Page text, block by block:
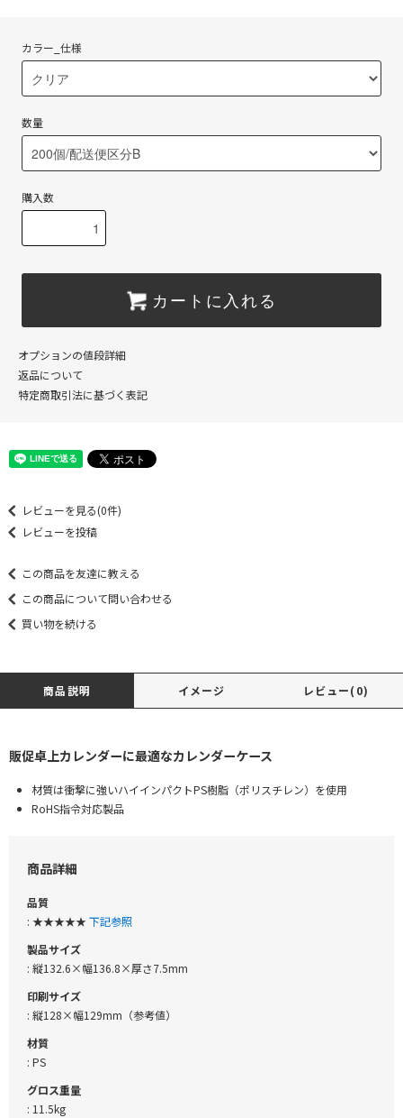
カラー_仕様
数量
購入数
カートに入れる
オプションの値段詳細
返品について
特定商取引法に基づく表記
レビューを見る(0件)
レビューを投稿
この商品を友達に教える
この商品について問い合わせる
買い物を続ける
商品説明 イメージ レビュー(0)
販促卓上カレンダーに最適なカレンダーケース
材質は衝撃に強いハイインパクトPS樹脂（ポリスチレン）を使用
RoHS指令対応製品
商品詳細
品質
: ★★★★★下記参照
製品サイズ
: 縦132.6×幅136.8×厚さ7.5mm
印刷サイズ
: 縦128×幅129mm（参考値）
材質
: PS
グロス重量
: 11.5kg